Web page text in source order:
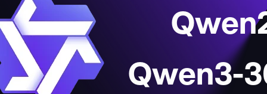
Qwen3-